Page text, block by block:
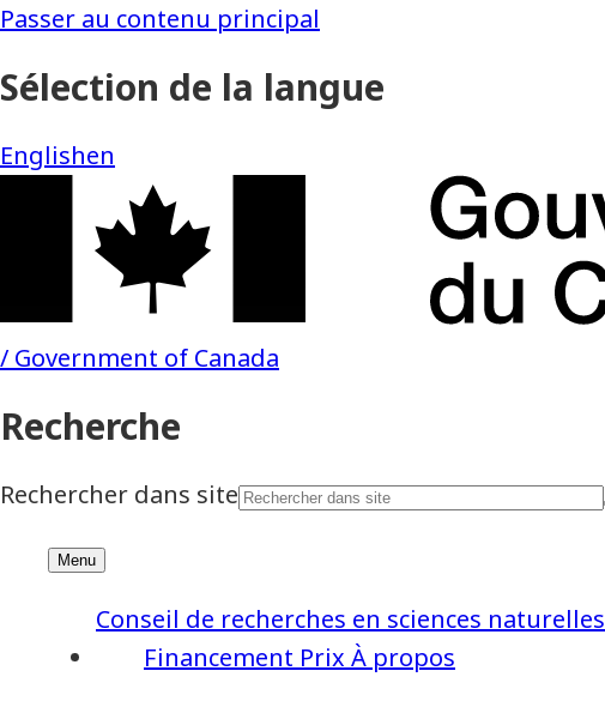
Financement Prix À propos
Conseil de recherches en sciences